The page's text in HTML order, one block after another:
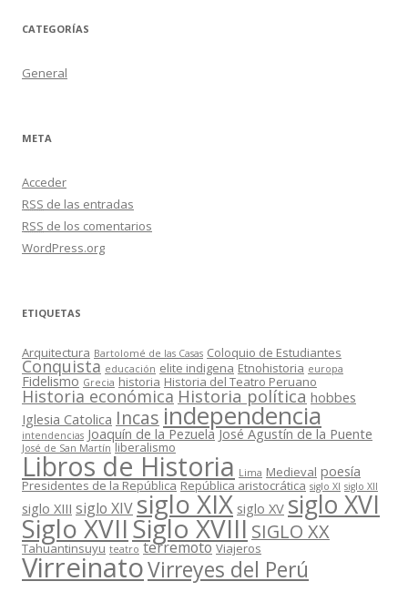
CATEGORÍAS
General
META
Acceder
RSS de las entradas
RSS de los comentarios
WordPress.org
ETIQUETAS
Arquitectura Bartolomé de las Casas Coloquio de Estudiantes
Conquista educación elite indigena Etnohistoria europa
Fidelismo Grecia historia Historia del Teatro Peruano
Historia económica Historia política hobbes
Iglesia Catolica Incasindependencia
intendencias Joaquín de la Pezuela José Agustín de la Puente
José de San Martín liberalismo
Libros de Historia Lima Medieval poesía
Presidentes de la República República aristocrática siglo XI siglo XII
siglo XIII siglo XIV siglo XIX siglo XV siglo XVI
Siglo XVIISiglo XVIIISIGLO XX
Tahuantinsuyu teatro terremoto Viajeros
VirreinatoVirreyes del Perú